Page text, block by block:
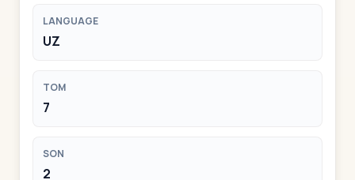
LANGUAGE
UZ
TOM
7
SON
2